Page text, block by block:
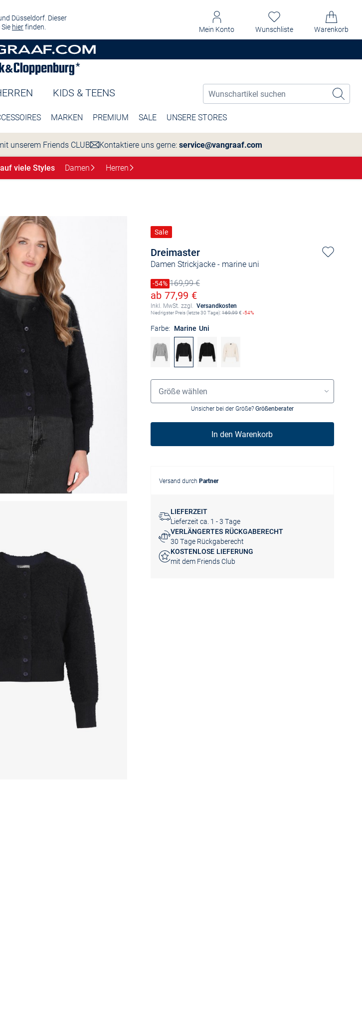
Düsseldorf. Dieser
hierfinden. Mein Konto Wunschliste Warenkorb
KIDS & TEENS
MARKEN PREMIUM SALE UNSERE STORES
unserem Friends CLUB Kontaktiere uns gerne: service@vangraaf.com
viele Styles Damen Herren
Dreimaster
Damen Strickjacke- marine uni
Sale
Preis reduziert um
-54%
Alter Preis169,99 €
Ermäßigter Preis
ab 77,99 €
Inkl. MwSt. zzgl. Versandkosten
Niedrigster Preis (letzte 30 Tage):169,99€ -54%
Farbe: Marine Uni
Größenauswahl
Größe wählen
Unsicher bei der Größe? Größenberater
In den Warenkorb
Versand durch Partner
LIEFERZEIT
Lieferzeit ca. 1 - 3 Tage
VERLÄNGERTES RÜCKGABERECHT
30 Tage Rückgaberecht
KOSTENLOSE LIEFERUNG
mit dem Friends Club